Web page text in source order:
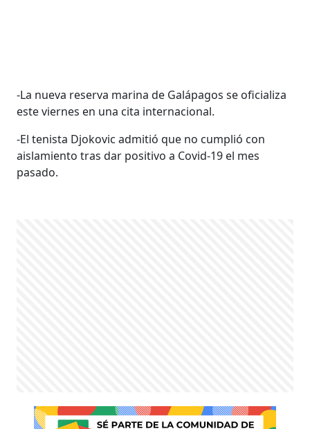
-La nueva reserva marina de Galápagos se oficializa
este viernes en una cita internacional.
-El tenista Djokovic admitió que no cumplió con
aislamiento tras dar positivo a Covid-19 el mes
pasado.